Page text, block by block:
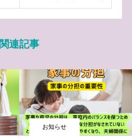
関連記事
お知らせ